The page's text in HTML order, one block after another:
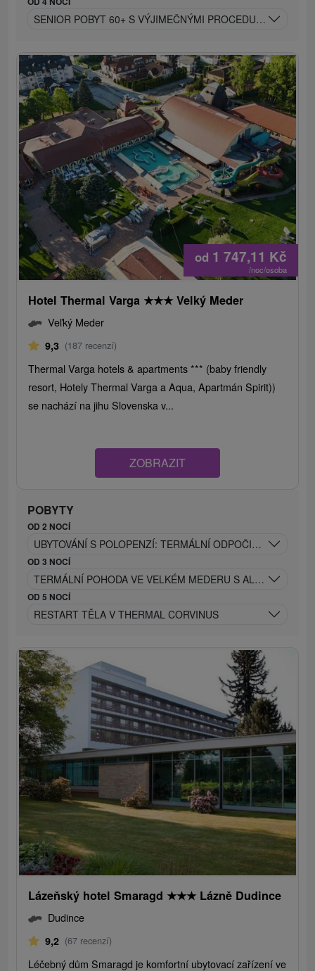
SENIOR POBYT 60+ S VÝJIMEČNÝMI PROCEDURAMI A
od 1 747,11 Kč
/noc/osoba
Hotel Thermal Varga ★★★ Velký Meder
Veľký Meder
9,3 (187 recenzí)
Thermal Varga hotels & apartments *** (baby friendly
resort, Hotely Thermal Varga a Aqua, Apartmán Spirit))
se nachází na jihu Slovenska v...
ZOBRAZIT
POBYTY
OD 2 NOCÍ
UBYTOVÁNÍ S POLOPENZÍ: TERMÁLNÍ ODPOČINEK &
OD 3 NOCÍ
TERMÁLNÍ POHODA VE VELKÉM MEDERU S ALL
OD 5 NOCÍ
RESTART TĚLA V THERMAL CORVINUS
Lázeňský hotel Smaragd ★★★ Lázně Dudince
Dudince
9,2 (67 recenzí)
Léčebný dům Smaragd je komfortní ubytovací zařízení ve